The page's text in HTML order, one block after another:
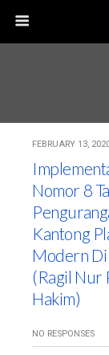
FEBRUARY 13,
Nomor 8
Kantong
Modern Di
(Ragil Nur
Hakim)
NO RESPONSES